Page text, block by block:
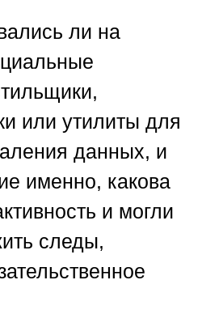
ли на
или утилиты для
данных, и
именно, какова
и могли
следы,